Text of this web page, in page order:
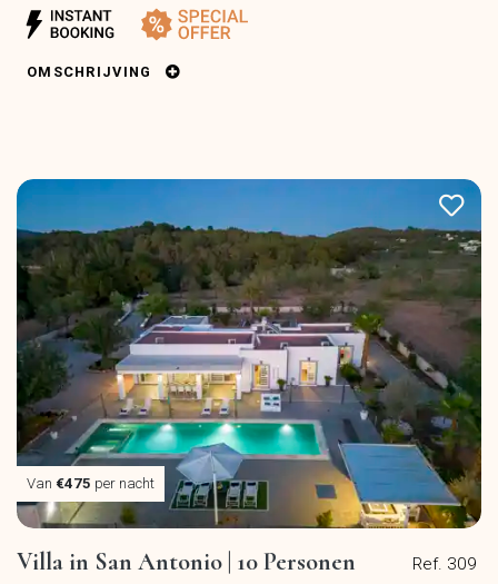
OMSCHRIJVING
Van €475 per nacht
Ref. 309
Villa in San Antonio | 10 Personen